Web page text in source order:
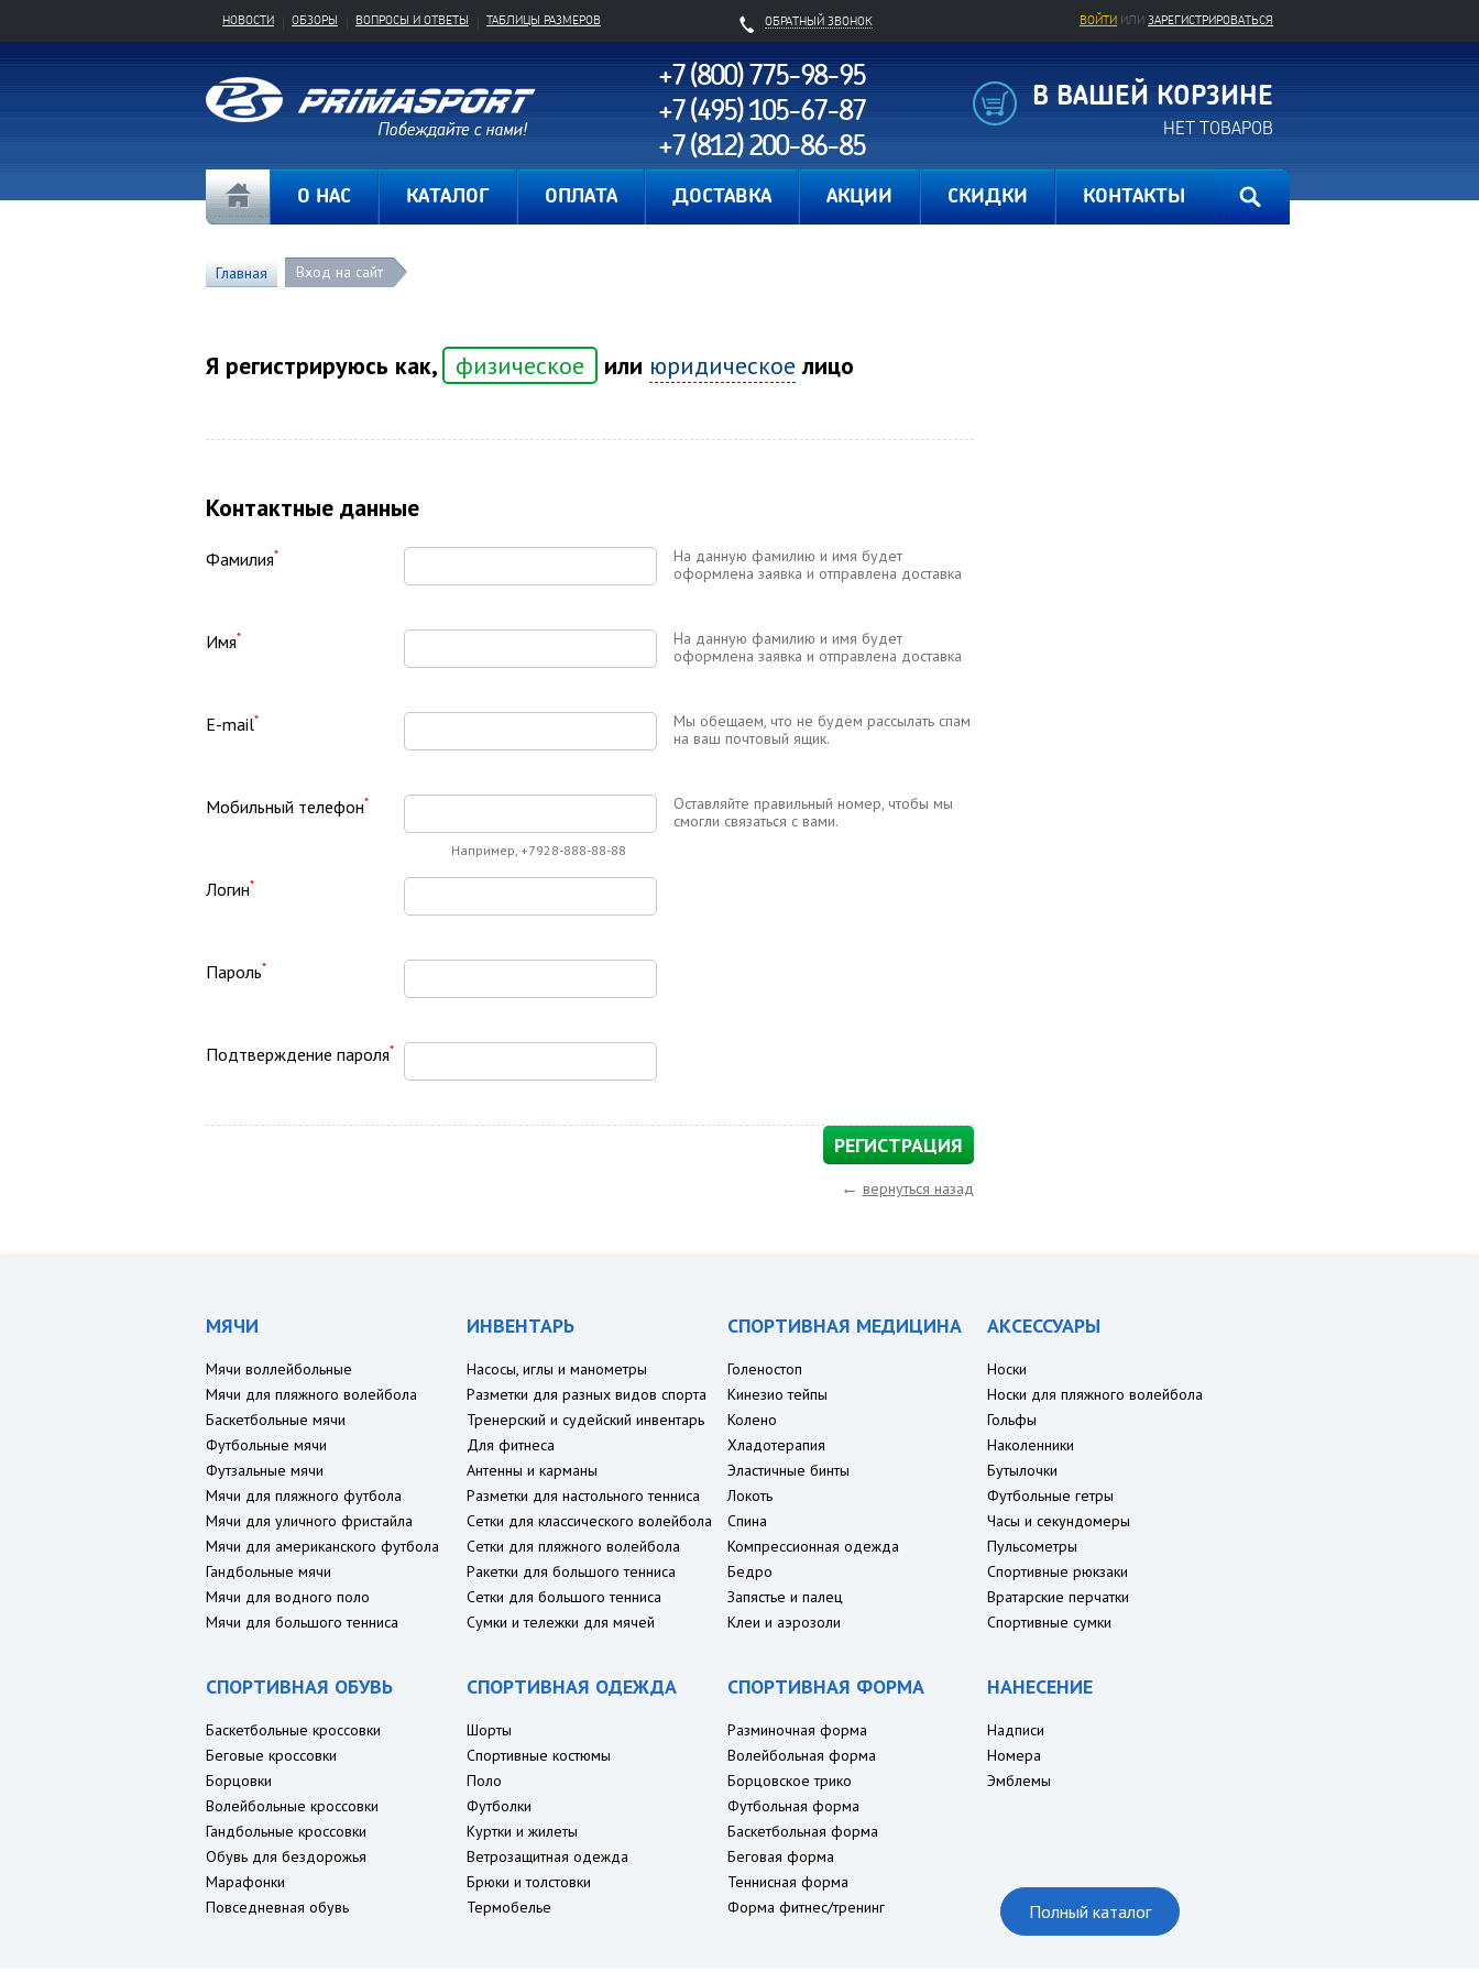
ОБРАТНЫЙ ЗВОНОК ВОЙТИ ИЛИ ЗАРЕГИСТРИРОВАТЬСЯ
НОВОСТИ ОБЗОРЫ ВОПРОСЫ И ОТВЕТЫ ТАБЛИЦЫ РАЗМЕРОВ
+7 (800) 775-98-95
+7 (495) 105-67-87
+7 (812) 200-86-85
В ВАШЕЙ КОРЗИНЕ
НЕТ ТОВАРОВ
О НАС КАТАЛОГ ОПЛАТА ДОСТАВКА АКЦИИ СКИДКИ КОНТАКТЫ
Главная Вход на сайт
Я регистрируюсь как, физическое или юридическое лицо
Контактные данные
Фамилия*
На данную фамилию и имя будет
оформлена заявка и отправлена доставка
Имя*
На данную фамилию и имя будет
оформлена заявка и отправлена доставка
E-mail*
Мы обещаем, что не будем рассылать спам
на ваш почтовый ящик.
Мобильный телефон*
Оставляйте правильный номер, чтобы мы
смогли связаться с вами.
Например, +7928-888-88-88
Логин*
Пароль*
Подтверждение пароля*
← вернуться назад
МЯЧИ
Мячи воллейбольные
Мячи для пляжного волейбола
Баскетбольные мячи
Футбольные мячи
Футзальные мячи
Мячи для пляжного футбола
Мячи для уличного фристайла
Мячи для американского футбола
Гандбольные мячи
Мячи для водного поло
Мячи для большого тенниса
ИНВЕНТАРЬ
Насосы, иглы и манометры
Разметки для разных видов спорта
Тренерский и судейский инвентарь
Для фитнеса
Антенны и карманы
Разметки для настольного тенниса
Сетки для классического волейбола
Сетки для пляжного волейбола
Ракетки для большого тенниса
Сетки для большого тенниса
Сумки и тележки для мячей
СПОРТИВНАЯ МЕДИЦИНА
Голеностоп
Кинезио тейпы
Колено
Хладотерапия
Эластичные бинты
Локоть
Спина
Компрессионная одежда
Бедро
Запястье и палец
Клеи и аэрозоли
АКСЕССУАРЫ
Носки
Носки для пляжного волейбола
Гольфы
Наколенники
Бутылочки
Футбольные гетры
Часы и секундомеры
Пульсометры
Спортивные рюкзаки
Вратарские перчатки
Спортивные сумки
СПОРТИВНАЯ ОБУВЬ
Баскетбольные кроссовки
Беговые кроссовки
Борцовки
Волейбольные кроссовки
Гандбольные кроссовки
Обувь для бездорожья
Марафонки
Повседневная обувь
СПОРТИВНАЯ ОДЕЖДА
Шорты
Спортивные костюмы
Поло
Футболки
Куртки и жилеты
Ветрозащитная одежда
Брюки и толстовки
Термобелье
СПОРТИВНАЯ ФОРМА
Разминочная форма
Волейбольная форма
Борцовское трико
Футбольная форма
Баскетбольная форма
Беговая форма
Теннисная форма
Форма фитнес/тренинг
НАНЕСЕНИЕ
Надписи
Номера
Эмблемы
Полный каталог